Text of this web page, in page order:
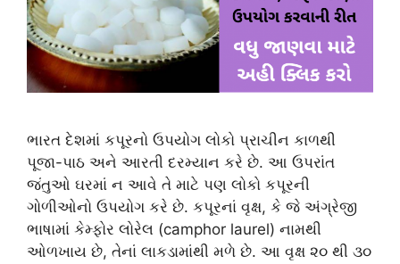
ભારત દેશમાં કપૂરનો ઉપયોગ લોકો પ્રાચીન કાળથી
પૂજા-પાઠ અને આરતી દરમ્યાન કરે છે. આ ઉપરાંત
જંતુઓ ઘરમાં ન આવે તે માટે પણ લોકો કપૂરની
ગોળીઓનો ઉપયોગ કરે છે. કપૂરનાં વૃક્ષ, કે જે અંગ્રેજી
ભાષામાં કેમ્ફોર લોરેલ (camphor laurel) નામથી
ઓળખાય છે, તેનાં લાકડામાંથી મળે છે. આ વૃક્ષ ૨૦ થી ૩૦